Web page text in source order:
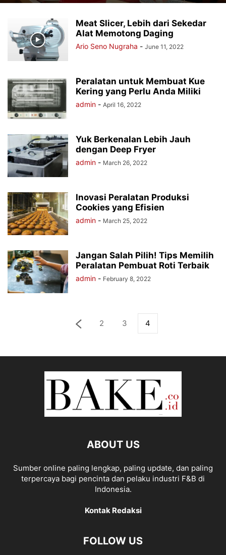
Meat Slicer, Lebih dari Sekedar
Alat Memotong Daging
Ario Seno Nugraha - June 11, 2022
Peralatan untuk Membuat Kue
Kering yang Perlu Anda Miliki
admin - April 16, 2022
Yuk Berkenalan Lebih Jauh
dengan Deep Fryer
admin - March 26, 2022
Inovasi Peralatan Produksi
Cookies yang Efisien
admin - March 25, 2022
Jangan Salah Pilih! Tips Memilih
Peralatan Pembuat Roti Terbaik
admin - February 8, 2022
2 3 4
ABOUT US
Sumber online paling lengkap, paling update, dan paling
terpercaya bagi pencinta dan pelaku industri F&B di
Indonesia.
Kontak Redaksi
FOLLOW US